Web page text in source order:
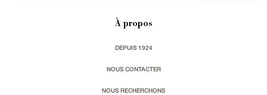
À propos
DEPUIS 1924
NOUS CONTACTER
NOUS RECHERCHONS